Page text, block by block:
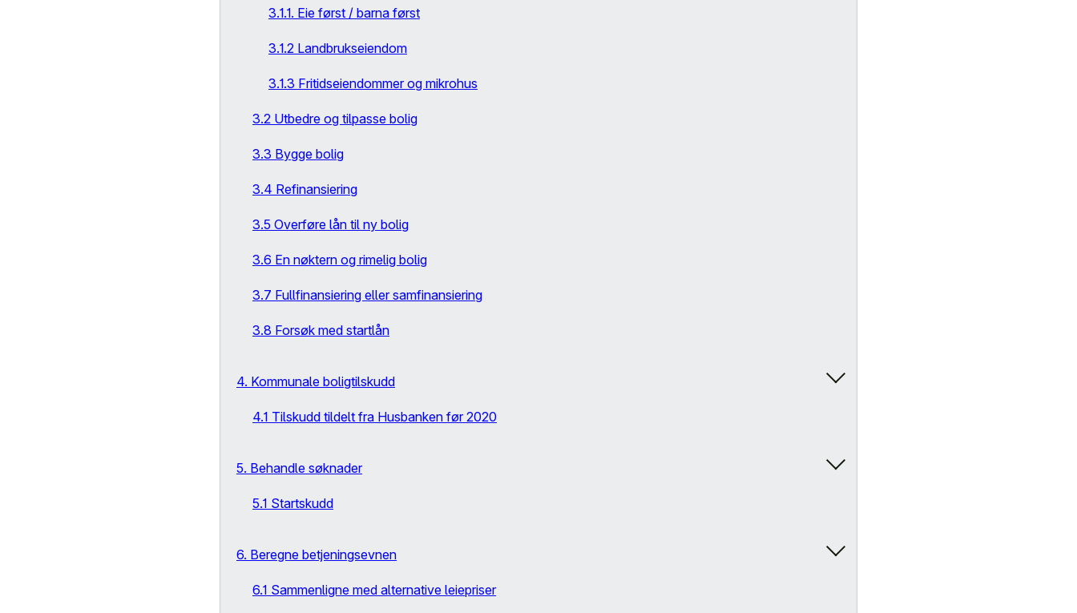
3.1.1. Eie først / barna først
3.1.2 Landbrukseiendom
3.1.3 Fritidseiendommer og mikrohus
3.2 Utbedre og tilpasse bolig
3.3 Bygge bolig
3.4 Refinansiering
3.5 Overføre lån til ny bolig
3.6 En nøktern og rimelig bolig
3.7 Fullfinansiering eller samfinansiering
3.8 Forsøk med startlån
4. Kommunale boligtilskudd
4.1 Tilskudd tildelt fra Husbanken før 2020
5. Behandle søknader
5.1 Startskudd
6. Beregne betjeningsevnen
6.1 Sammenligne med alternative leiepriser